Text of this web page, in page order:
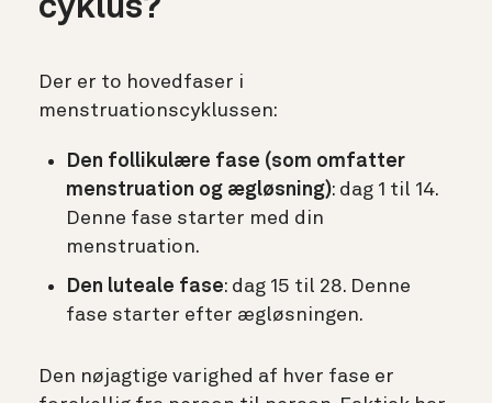
cyklus?
Der er to hovedfaser i
menstruationscyklussen:
Den follikulære fase (som omfatter
menstruation og ægløsning): dag 1 til 14.
Denne fase starter med din
menstruation.
Den luteale fase: dag 15 til 28. Denne
fase starter efter ægløsningen.
Den nøjagtige varighed af hver fase er